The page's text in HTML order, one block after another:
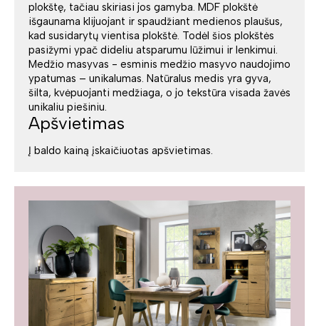
plokštę, tačiau skiriasi jos gamyba. MDF plokštė
išgaunama klijuojant ir spaudžiant medienos plaušus,
kad susidarytų vientisa plokštė. Todėl šios plokštės
pasižymi ypač dideliu atsparumu lūžimui ir lenkimui.
Medžio masyvas - esminis medžio masyvo naudojimo
ypatumas – unikalumas. Natūralus medis yra gyva,
šilta, kvėpuojanti medžiaga, o jo tekstūra visada žavės
unikaliu piešiniu.
Apšvietimas
Į baldo kainą įskaičiuotas apšvietimas.